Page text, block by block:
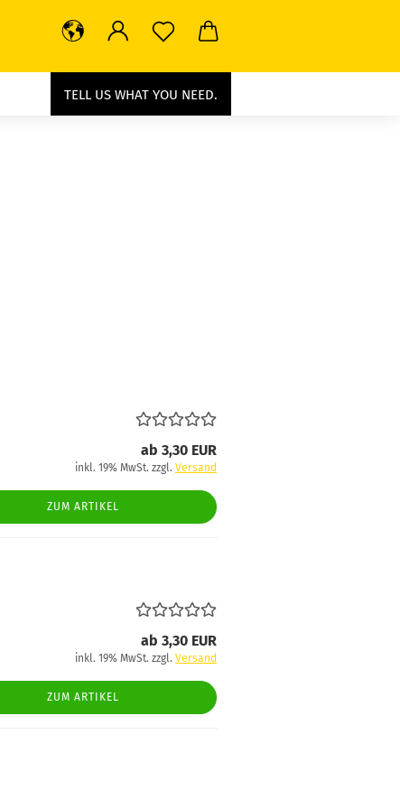
TELL US WHAT YOU NEED.
ab 3,30 EUR
inkl. 19% MwSt. zzgl. Versand
ZUM ARTIKEL
ab 3,30 EUR
inkl. 19% MwSt. zzgl. Versand
ZUM ARTIKEL